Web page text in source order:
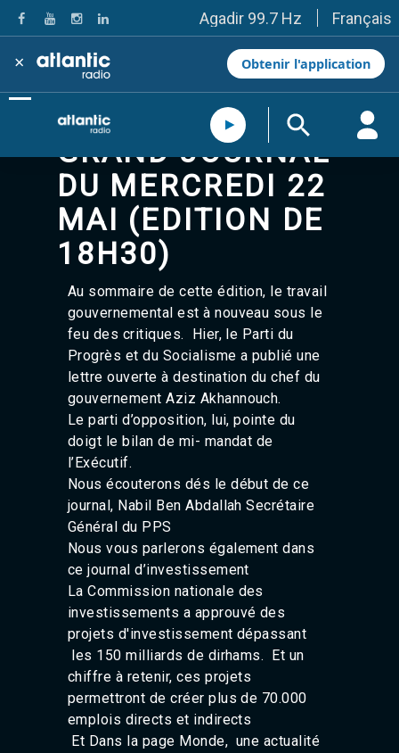
Agadir 99.7 Hz
Tanger 103.3 Hz
Tétouan 87.8 Hz
Fès 98.8 Hz
Meknès 97.2 Hz
El Jadida 97.3
Settat 104,6
Essaouira 96.6
Safi 92.3
Taza 103.0
Taounate 95.6
SkhourRhamna 92.2
Guelmim 91.9
Tan-Tan 95.2
Tafraout 104.9
Casablanca 92.5 Hz
Rabat, Salé 106.9 Hz
Marrakech 90.5 Hz
Agadir 99.7 Hz
Tanger 103.3 Hz
Tétouan 87.8 Hz
Meknès 97.2 Hz
El Jadida 97.3
Chefchaouen 106.4
Essaouira 96.6
Safi 92.3
Taza 103.0
Taounate 95.6
Tiznit 103.1
SkhourRhamna 92.2
Taroudant 104.9
Guelmim 91.9
Tan-Tan 95.2
Tafraout 104.9
Français
× Obtenir l'application
GRAND JOURNAL
DU MERCREDI 22
MAI (EDITION DE
18H30)
Au sommaire de cette édition, le travail
gouvernemental est à nouveau sous le
feu des critiques. Hier, le Parti du
Progrès et du Socialisme a publié une
lettre ouverte à destination du chef du
gouvernement Aziz Akhannouch.
Le parti d’opposition, lui, pointe du
doigt le bilan de mi- mandat de
l’Exécutif.
Nous écouterons dés le début de ce
journal, Nabil Ben Abdallah Secrétaire
Général du PPS
Nous vous parlerons également dans
ce journal d’investissement
La Commission nationale des
investissements a approuvé des
projets d'investissement dépassant
les 150 milliards de dirhams. Et un
chiffre à retenir, ces projets
permettront de créer plus de 70.000
emplois directs et indirects
Et Dans la page Monde, une actualité